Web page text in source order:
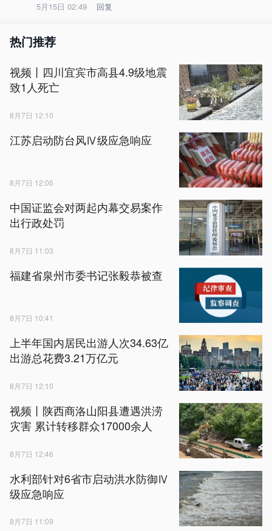
5月15日 02:49 回复
热门推荐
视频丨四川宜宾市高县4.9级地震
致1人死亡
8月7日 12:10
江苏启动防台风Ⅳ级应急响应
8月7日 12:06
中国证监会对两起内幕交易案作
出行政处罚
8月7日 11:03
福建省泉州市委书记张毅恭被查
8月7日 10:41
上半年国内居民出游人次34.63亿
出游总花费3.21万亿元
8月7日 12:10
视频丨陕西商洛山阳县遭遇洪涝
灾害 累计转移群众17000余人
8月7日 12:46
水利部针对6省市启动洪水防御Ⅳ
级应急响应
8月7日 11:09